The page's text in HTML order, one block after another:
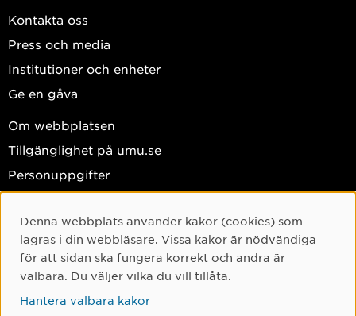
Kontakta oss
Press och media
Institutioner och enheter
Ge en gåva
Om webbplatsen
Tillgänglighet på umu.se
Personuppgifter
Facebook
Instagram
TikTok
Youtube
Cookie-samtycke
Denna webbplats använder kakor (cookies) som
lagras i din webbläsare. Vissa kakor är nödvändiga
för att sidan ska fungera korrekt och andra är
valbara. Du väljer vilka du vill tillåta.
Hantera valbara kakor